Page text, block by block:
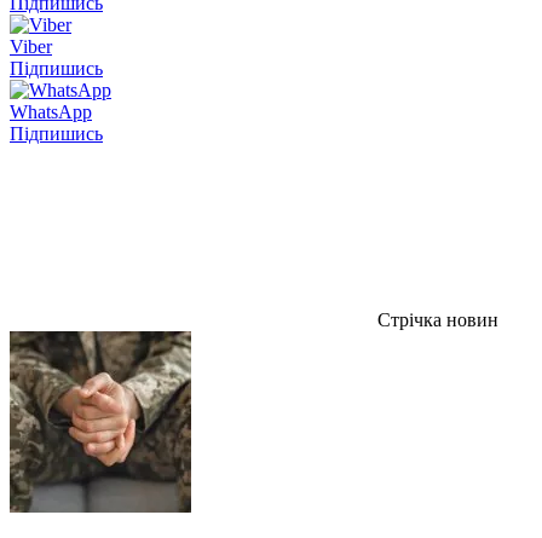
Viber
Підпишись
WhatsApp
Підпишись
Стрічка новин